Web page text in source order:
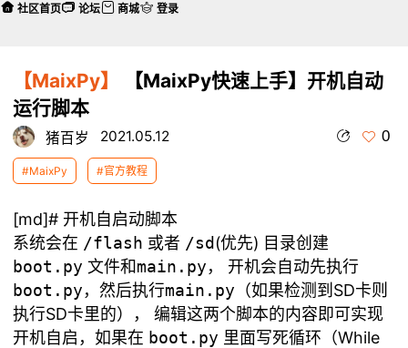
【MaixPy】
【MaixPy快速上手】开机自动
运行脚本
猪百岁 2021.05.12 0
#MaixPy #官方教程
[md]# 开机自启动脚本
系统会在 /flash 或者 /sd (优先) 目录创建
boot.py 文件和main.py， 开机会自动先执行
boot.py，然后执行main.py （如果检测到SD卡则
执行SD卡里的）， 编辑这两个脚本的内容即可实现
开机自启，如果在 boot.py 里面写死循环（While
社区首页 论坛 商城 登录